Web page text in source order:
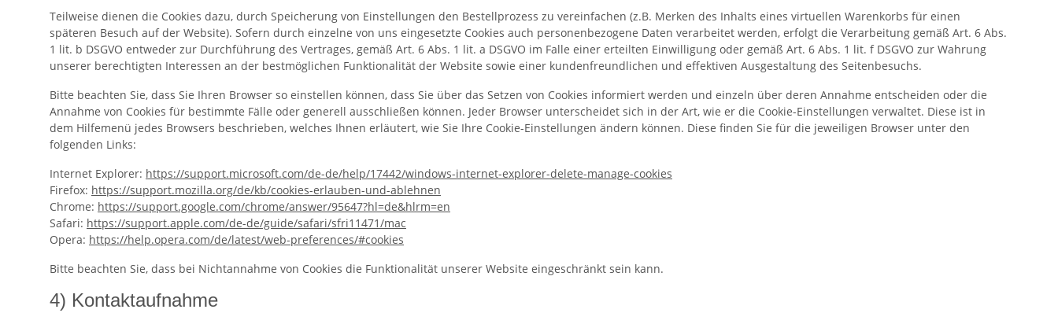
Teilweise dienen die Cookies dazu, durch Speicherung von Einstellungen den Bestellprozess zu vereinfachen (z.B. Merken des Inhalts eines virtuellen Warenkorbs für einen
späteren Besuch auf der Website). Sofern durch einzelne von uns eingesetzte Cookies auch personenbezogene Daten verarbeitet werden, erfolgt die Verarbeitung gemäß Art. 6 Abs.
1 lit. b DSGVO entweder zur Durchführung des Vertrages, gemäß Art. 6 Abs. 1 lit. a DSGVO im Falle einer erteilten Einwilligung oder gemäß Art. 6 Abs. 1 lit. f DSGVO zur Wahrung
unserer berechtigten Interessen an der bestmöglichen Funktionalität der Website sowie einer kundenfreundlichen und effektiven Ausgestaltung des Seitenbesuchs.
Bitte beachten Sie, dass Sie Ihren Browser so einstellen können, dass Sie über das Setzen von Cookies informiert werden und einzeln über deren Annahme entscheiden oder die
Annahme von Cookies für bestimmte Fälle oder generell ausschließen können. Jeder Browser unterscheidet sich in der Art, wie er die Cookie-Einstellungen verwaltet. Diese ist in
dem Hilfemenü jedes Browsers beschrieben, welches Ihnen erläutert, wie Sie Ihre Cookie-Einstellungen ändern können. Diese finden Sie für die jeweiligen Browser unter den
folgenden Links:
Internet Explorer: https://support.microsoft.com/de-de/help/17442/windows-internet-explorer-delete-manage-cookies
Firefox: https://support.mozilla.org/de/kb/cookies-erlauben-und-ablehnen
Chrome: https://support.google.com/chrome/answer/95647?hl=de&hlrm=en
Safari: https://support.apple.com/de-de/guide/safari/sfri11471/mac
Opera: https://help.opera.com/de/latest/web-preferences/#cookies
Bitte beachten Sie, dass bei Nichtannahme von Cookies die Funktionalität unserer Website eingeschränkt sein kann.
4) Kontaktaufnahme